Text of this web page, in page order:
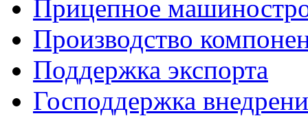
Прицепное
Производство
Поддержка экспорта
Господдержка